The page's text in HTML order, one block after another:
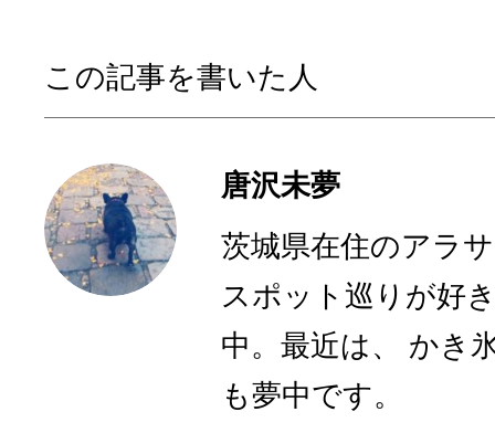
この記事を書いた人
唐沢未夢
茨城県在住のアラ
スポット巡りが好
中。最近は、 かき
も夢中です。